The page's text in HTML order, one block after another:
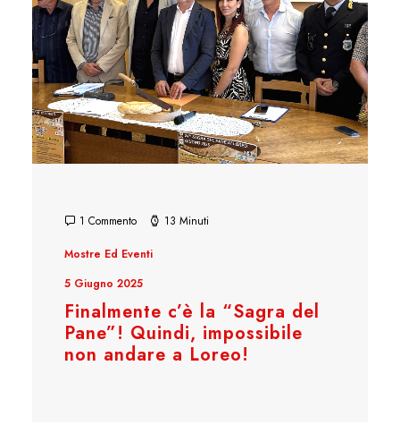
1 Commento 13 Minuti
Mostre Ed Eventi
5 Giugno 2025
Finalmente c’è la “Sagra del
Pane”! Quindi, impossibile
non andare a Loreo!